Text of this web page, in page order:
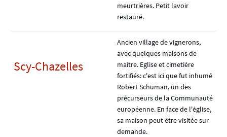
meurtrières. Petit lavoir
restauré.
Scy-Chazelles
Ancien village de vignerons,
avec quelques maisons de
maître. Eglise et cimetière
fortifiés: c'est ici que fut inhumé
Robert Schuman, un des
précurseurs de la Communauté
européenne. En face de l'église,
sa maison peut être visitée sur
demande.